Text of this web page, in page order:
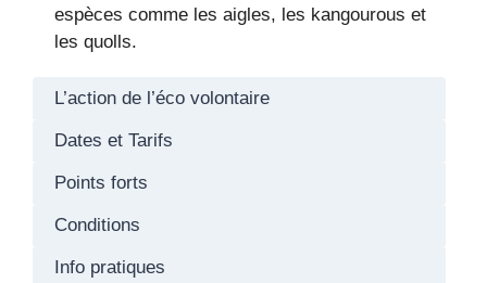
espèces comme les aigles, les kangourous et
les quolls.
L’action de l’éco volontaire
Dates et Tarifs
Points forts
Conditions
Info pratiques